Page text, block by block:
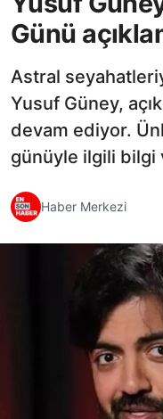
Günü
Astral
Yusuf Güney,
devam ediyor.
günüyle ilgili bilgi
Haber Merkezi